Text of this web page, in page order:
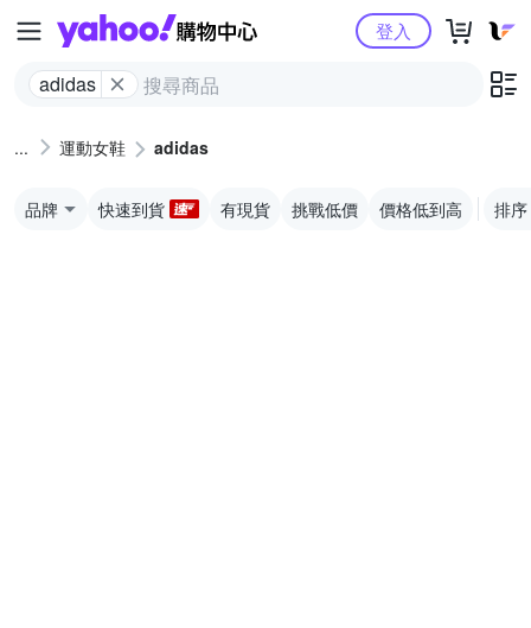
Yahoo購物中心
adidas
登入
運動女鞋 adidas
品牌 快速到貨 有現貨 挑戰低價 價格低到高 排序